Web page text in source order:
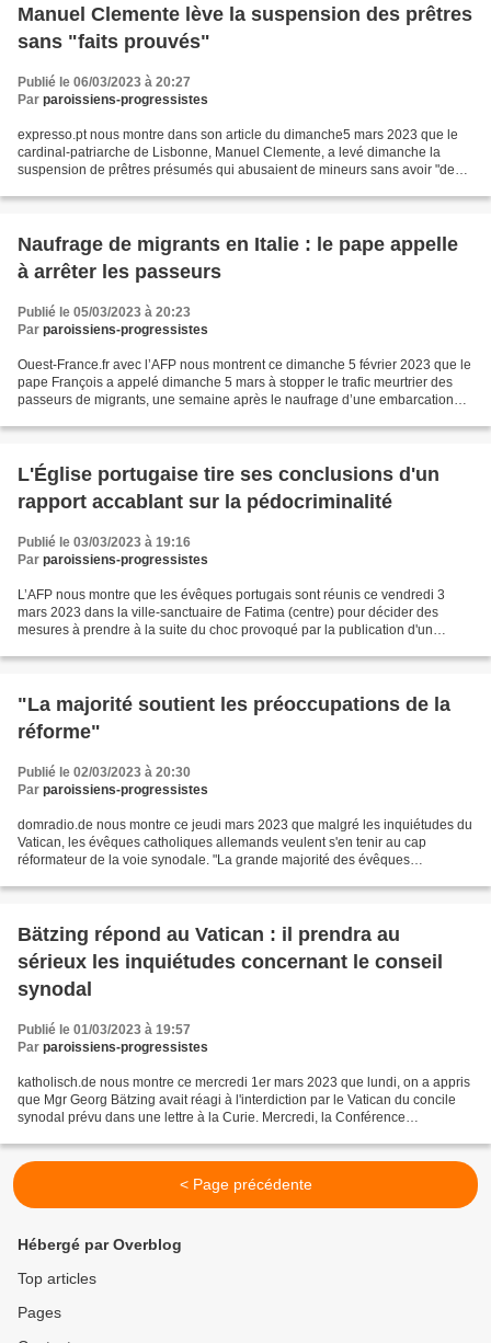
Manuel Clemente lève la suspension des prêtres
sans "faits prouvés"
Publié le 06/03/2023 à 20:27
Par paroissiens-progressistes
expresso.pt nous montre dans son article du dimanche5 mars 2023 que le
cardinal-patriarche de Lisbonne, Manuel Clemente, a levé dimanche la
suspension de prêtres présumés qui abusaient de mineurs sans avoir "des
Naufrage de migrants en Italie : le pape appelle
à arrêter les passeurs
Publié le 05/03/2023 à 20:23
Par paroissiens-progressistes
Ouest-France.fr avec l’AFP nous montrent ce dimanche 5 février 2023 que le
pape François a appelé dimanche 5 mars à stopper le trafic meurtrier des
passeurs de migrants, une semaine après le naufrage d’une embarcation
L'Église portugaise tire ses conclusions d'un
rapport accablant sur la pédocriminalité
Publié le 03/03/2023 à 19:16
Par paroissiens-progressistes
L’AFP nous montre que les évêques portugais sont réunis ce vendredi 3
mars 2023 dans la ville-sanctuaire de Fatima (centre) pour décider des
mesures à prendre à la suite du choc provoqué par la publication d'un
"La majorité soutient les préoccupations de la
réforme"
Publié le 02/03/2023 à 20:30
Par paroissiens-progressistes
domradio.de nous montre ce jeudi mars 2023 que malgré les inquiétudes du
Vatican, les évêques catholiques allemands veulent s'en tenir au cap
réformateur de la voie synodale. "La grande majorité des évêques
Bätzing répond au Vatican : il prendra au
sérieux les inquiétudes concernant le conseil
synodal
Publié le 01/03/2023 à 19:57
Par paroissiens-progressistes
katholisch.de nous montre ce mercredi 1er mars 2023 que lundi, on a appris
que Mgr Georg Bätzing avait réagi à l'interdiction par le Vatican du concile
synodal prévu dans une lettre à la Curie. Mercredi, la Conférence
< Page précédente
Hébergé par Overblog
Top articles
Pages